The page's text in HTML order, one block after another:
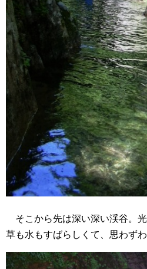
そこから先は深い深い渓谷。
草も水もすばらしくて、思わず